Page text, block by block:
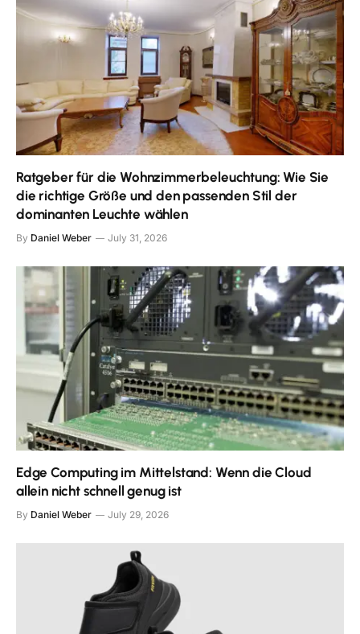
Ratgeber für die Wohnzimmerbeleuchtung: Wie Sie
die richtige Größe und den passenden Stil der
dominanten Leuchte wählen
By Daniel Weber July 31, 2026
Edge Computing im Mittelstand: Wenn die Cloud
allein nicht schnell genug ist
By Daniel Weber July 29, 2026